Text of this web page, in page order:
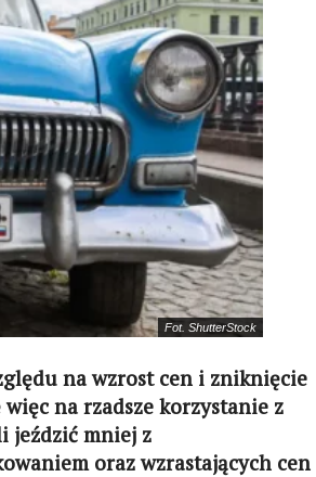
Fot. ShutterStock
na wzrost cen i zniknięcie
więc na rzadsze korzystanie z
jeździć mniej z
oraz wzrastających cen